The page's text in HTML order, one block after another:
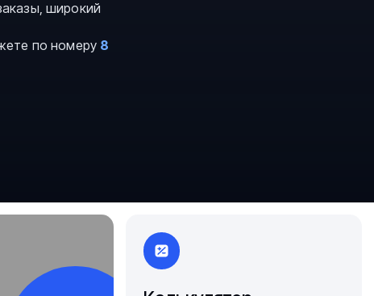
широкий
по номеру 8